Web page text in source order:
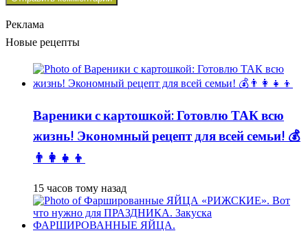
Реклама
Новые рецепты
Вареники с картошкой: Готовлю ТАК всю
жизнь! Экономный рецепт для всей семьи! 💰
👨👩👧👦
15 часов тому назад